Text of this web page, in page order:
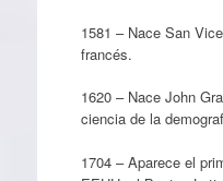
1581 – Nace San
francés.
1620 – Nace John
ciencia de la
1704 – Aparece el